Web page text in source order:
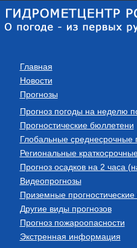
Главная
Новости
Прогнозы
Прогноз погоды на неделю
Прогностические бюллетени
Глобальные среднесрочные
Региональные
Прогноз осадков на 2 часа
Видеопрогнозы
Приземные прогностические
Другие виды прогнозов
Прогноз пожароопасности
Экстренная информация